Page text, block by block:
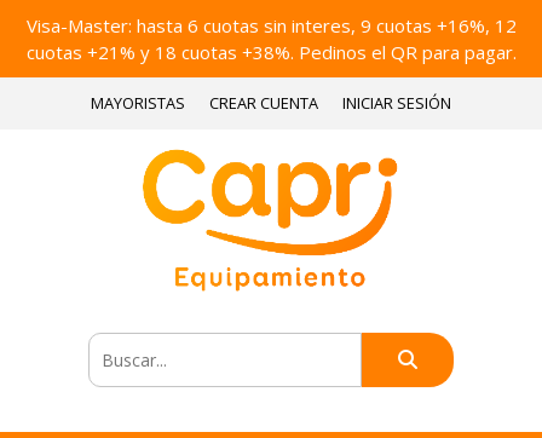
Visa-Master: hasta 6 cuotas sin interes, 9 cuotas +16%, 12
cuotas +21% y 18 cuotas +38%. Pedinos el QR para pagar.
MAYORISTAS CREAR CUENTA INICIAR SESIÓN